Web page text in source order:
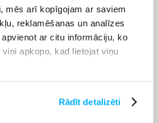
mēs arī kopīgojam ar saviem
reklamēšanas un analīzes
ar citu informāciju, ko
apkopo, kad lietojat viņu
Rādīt detalizēti
1 TB
32 GB
AMD Ryzen 5